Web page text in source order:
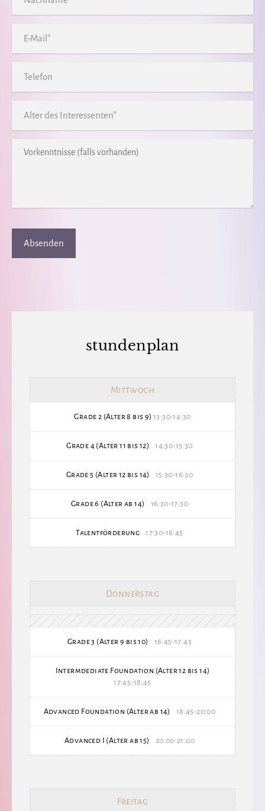
Absenden
stundenplan
Mittwoch
Grade 2 (Alter 8 bis 9)13:30-14:30
Grade 4 (Alter 11 bis 12) 14:30-15:30
Grade 5 (Alter 12 bis 14) 15:30-16:30
Grade 6 (Alter ab 14) 16:30-17:30
Talentförderung 17:30-18:45
Donnerstag
Grade 3 (Alter 9 bis 10) 16:45-17:45
Intermdediate Foundation (Alter 12 bis 14)
17:45-18:45
Advanced Foundation (Alter ab 14) 18:45-20:00
Advanced I (Alter ab 15) 20:00-21:00
Freitag